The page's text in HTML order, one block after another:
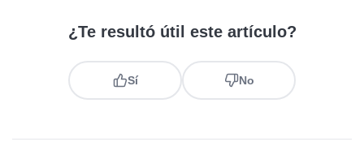
¿Te resultó útil este artículo?
Sí No